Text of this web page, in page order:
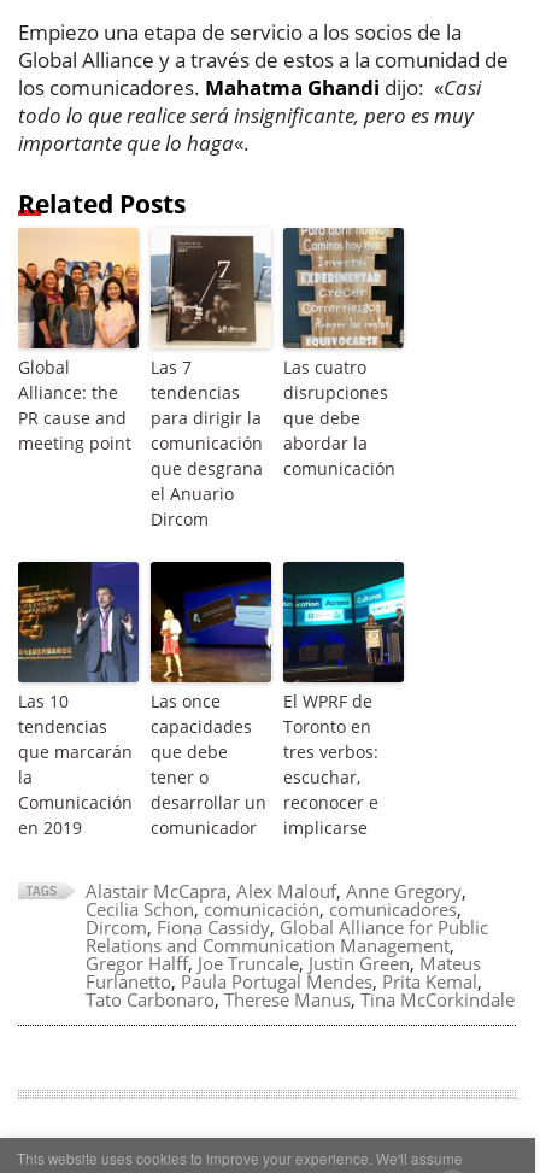
Empiezo una etapa de servicio a los socios de la
Global Alliance y a través de estos a la comunidad de
los comunicadores. Mahatma Ghandi dijo: «Casi
todo lo que realice será insignificante, pero es muy
importante que lo haga«.
Related Posts
Global
Alliance: the
PR cause and
meeting point
Las 7
tendencias
para dirigir la
comunicación
que desgrana
el Anuario
Dircom
Las cuatro
disrupciones
que debe
abordar la
comunicación
Las 10
tendencias
que marcarán
la
Comunicación
en 2019
Las once
capacidades
que debe
tener o
desarrollar un
comunicador
El WPRF de
Toronto en
tres verbos:
escuchar,
reconocer e
implicarse
Alastair McCapra, Alex Malouf, Anne Gregory,
Cecilia Schon,comunicación, comunicadores,
Dircom, Fiona Cassidy, Global Alliance for Public
Relations and Communication Management,
Gregor Halff, Joe Truncale, Justin Green, Mateus
Furlanetto, Paula Portugal Mendes, Prita Kemal,
Tato Carbonaro, Therese Manus, Tina McCorkindale
This website uses cookies to improve your experience. We'll assume